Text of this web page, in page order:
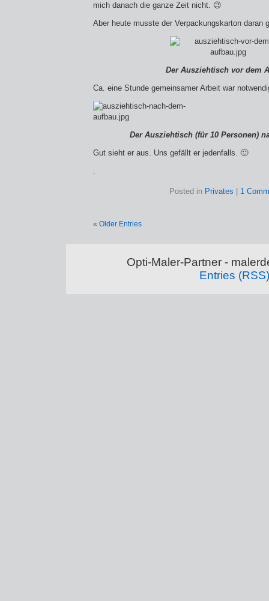
mich danach die ganze Zeit nicht. 😉
Aber heute musste der Verpackungskarton daran
Der Ausziehtisch vor dem
Ca. eine Stunde gemeinsamer Arbeit war
Der Ausziehtisch (für 10 Personen)
Gut sieht er aus. Uns gefällt er jedenfalls. 🙂
.
Posted in Privates 1
« Older Entries
Opti-Maler-Partner -
Entries (RSS)